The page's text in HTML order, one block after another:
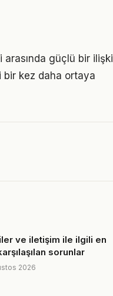
arasında güçlü bir ilişki
bir kez daha ortaya
ve iletişim ile ilgili en
sorunlar
2026